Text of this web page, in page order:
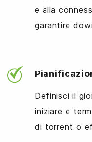
e alla
garantire
Definisci il
iniziare e
di torrent o